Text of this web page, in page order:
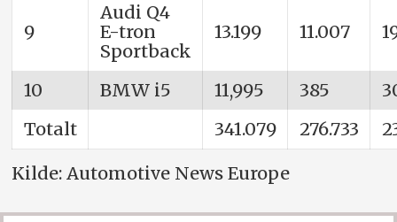
9
Audi Q4
E-tron
Sportback
13.199 11.007
10 BMW i5 11,995 385
Totalt
341.079 276.733
Kilde: Automotive News Europe